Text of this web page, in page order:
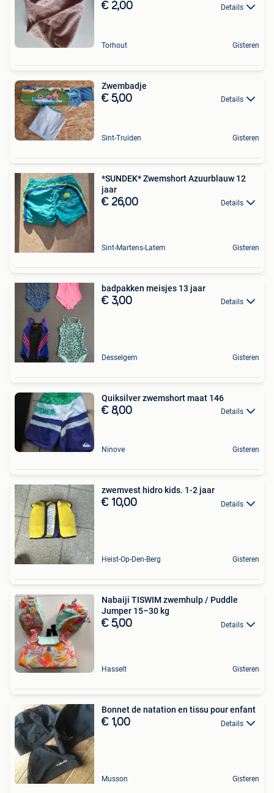
€ 2,00 Details
Torhout Gisteren
Zwembadje
€ 5,00 Details
Sint-Truiden Gisteren
*SUNDEK* Zwemshort Azuurblauw 12
jaar
€ 26,00 Details
Sint-Martens-Latem Gisteren
badpakken meisjes 13 jaar
€ 3,00 Details
Desselgem Gisteren
Quiksilver zwemshort maat 146
€ 8,00 Details
Ninove Gisteren
zwemvest hidro kids. 1-2 jaar
€ 10,00 Details
Heist-Op-Den-Berg Gisteren
Nabaiji TISWIM zwemhulp / Puddle
Jumper 15–30 kg
€ 5,00 Details
Hasselt Gisteren
Bonnet de natation en tissu pour enfant
€ 1,00 Details
Musson Gisteren